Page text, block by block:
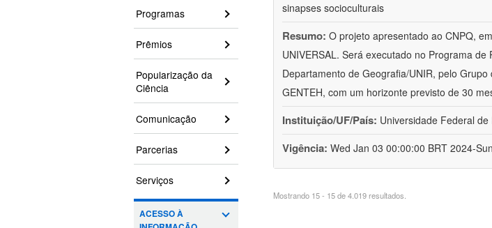
Programas
Prêmios
Popularização da
Ciência
Comunicação
Parcerias
Serviços
ACESSO À
sinapses socioculturais
Resumo: O projeto apresentado ao CNPQ,
UNIVERSAL. Será executado no Programa
Departamento de Geografia/UNIR, pelo Grupo
GENTEH, com um horizonte previsto de 30
Instituição/UF/País: Universidade Federal
Vigência: Wed Jan 03 00:00:00 BRT 2024-
Mostrando 15 - 15 de 4.019 resultados.